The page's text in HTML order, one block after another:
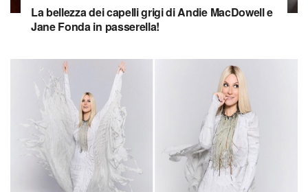
La bellezza dei capelli grigi di Andie MacDowell e
Jane Fonda in passerella!